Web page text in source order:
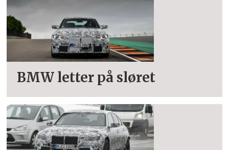
BMW letter på sløret